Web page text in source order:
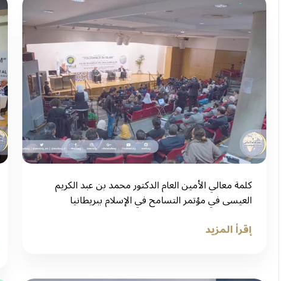
كلمة معالي الأمين العام الدكتور محمد بن عبد الكريم
العيسى في مؤتمر التسامح في الإسلام ببريطانيا
إقرأ المزيد